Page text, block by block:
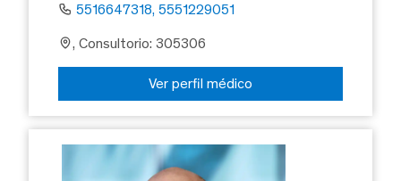
5516647318, 5551229051
, Consultorio: 305306
Ver perfil médico